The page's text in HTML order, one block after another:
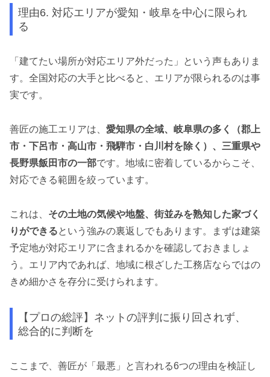
理由6. 対応エリアが愛知・岐阜を中心に限られ
る
「建てたい場所が対応エリア外だった」という声もありま
す。全国対応の大手と比べると、エリアが限られるのは事
実です。
善匠の施工エリアは、 愛知県の全域、岐阜県の多く（郡上
市・下呂市・高山市・飛騨市・白川村を除く）、三重県や
長野県飯田市の一部です。地域に密着しているからこそ、
対応できる範囲を絞っています。
これは、 その土地の気候や地盤、街並みを熟知した家づく
りができるという強みの裏返しでもあります。まずは建築
予定地が対応エリアに含まれるかを確認しておきましょ
う。エリア内であれば、地域に根ざした工務店ならではの
きめ細かさを存分に受けられます。
【プロの総評】ネットの評判に振り回されず、
総合的に判断を
ここまで、善匠が「最悪」と言われる6つの理由を検証し